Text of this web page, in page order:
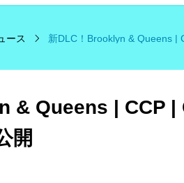
ース 新DLC！Brooklyn & Queens |
& Queens | CCP |
開